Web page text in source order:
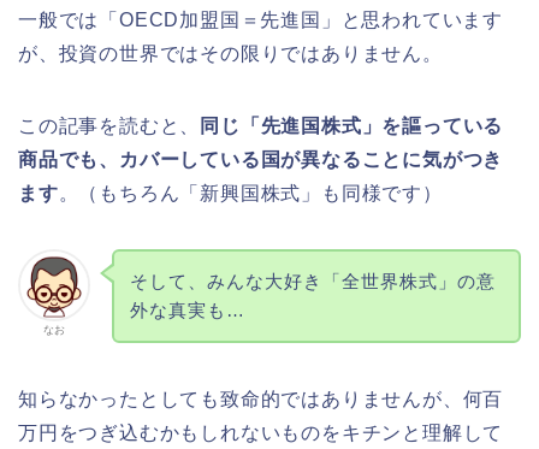
一般では「OECD加盟国＝先進国」と思われています
が、投資の世界ではその限りではありません。
この記事を読むと、
同じ「先進国株式」を謳っている
商品でも、カバーしている国が異なることに気がつき
ます。（もちろん「新興国株式」も同様です）
なお
そして、みんな大好き「全世界株式」の意
外な真実も…
知らなかったとしても致命的ではありませんが、何百
万円をつぎ込むかもしれないものをキチンと理解して